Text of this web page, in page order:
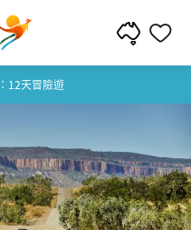
12天冒險遊